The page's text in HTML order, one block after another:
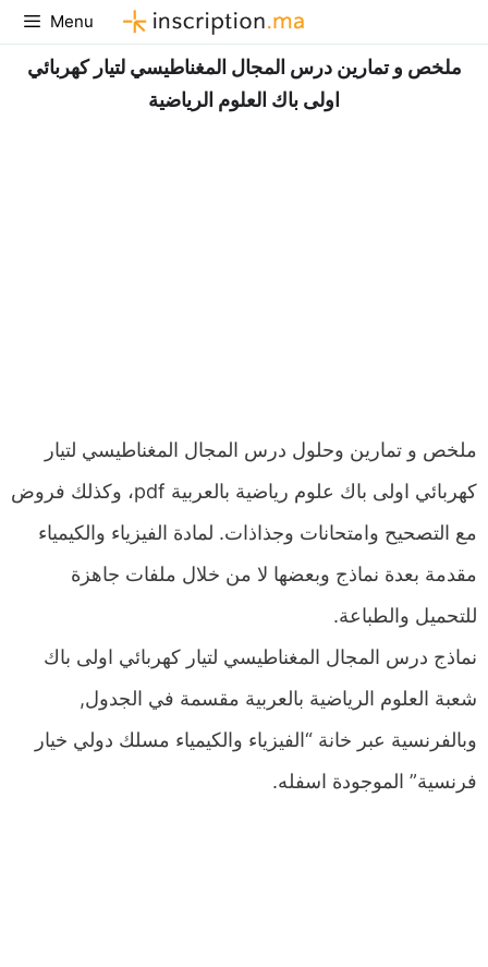
Aller
au
contenu
Menu
ملخص و تمارين درس المجال المغناطيسي لتيار كهربائي
اولى باك العلوم الرياضية
ملخص و تمارين وحلول درس المجال المغناطيسي لتيار
كهربائي اولى باك علوم رياضية بالعربية pdf، وكذلك فروض
مع التصحيح وامتحانات وجذاذات. لمادة الفيزياء والكيمياء
مقدمة بعدة نماذج وبعضها لا من خلال ملفات جاهزة
للتحميل والطباعة.
نماذج درس المجال المغناطيسي لتيار كهربائي اولى باك
شعبة العلوم الرياضية بالعربية مقسمة في الجدول,
وبالفرنسية عبر خانة “الفيزياء والكيمياء مسلك دولي خيار
فرنسية” الموجودة اسفله.